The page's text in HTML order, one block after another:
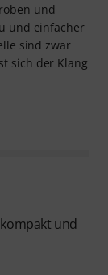
und
und einfacher
sind zwar
sich der Klang
und